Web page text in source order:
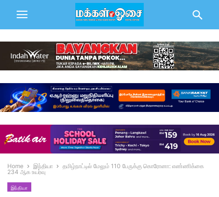
Home இந்தியா
தமிழ்நாட்டில் மேலும் 110 பேருக்கு கொரோனா: எண்ணிக்கை
234 ஆக உயர்வு
இந்தியா